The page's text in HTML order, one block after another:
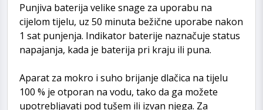
Punjiva baterija velike snage za uporabu na
cijelom tijelu, uz 50 minuta bežične uporabe nakon
1 sat punjenja. Indikator baterije naznačuje status
napajanja, kada je baterija pri kraju ili puna.
Aparat za mokro i suho brijanje dlačica na tijelu
100 % je otporan na vodu, tako da ga možete
upotrebljavati pod tušem ili izvan njega. Za